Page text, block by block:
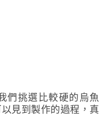
們挑選比較硬的烏魚
見到製作的過程，真